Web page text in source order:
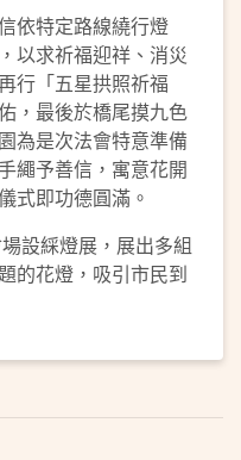
依特定路線繞行燈
以求祈福迎祥、消災
行「五星拱照祈福
，最後於橋尾摸九色
為是次法會特意準備
繩予善信，寓意花開
式即功德圓滿。
設綵燈展，展出多組
的花燈，吸引市民到